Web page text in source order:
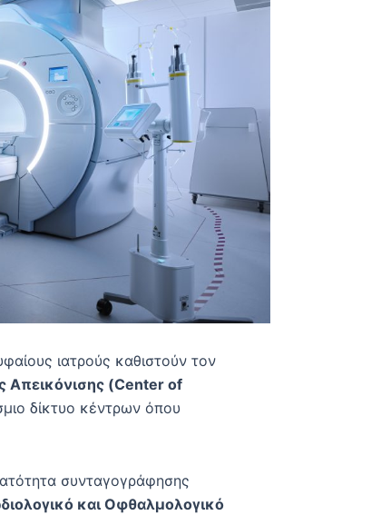
ιατρούς καθιστούν τον
Απεικόνισης (Center of
δίκτυο κέντρων όπου
συνταγογράφησης
και Οφθαλμολογικό